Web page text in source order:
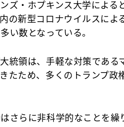
ズ・ホプキンス大学による
の新型コロナウイルスによ
い数となっている。
統領は、手軽な対策である
たため、多くのトランプ
さらに非科学的なことを繰